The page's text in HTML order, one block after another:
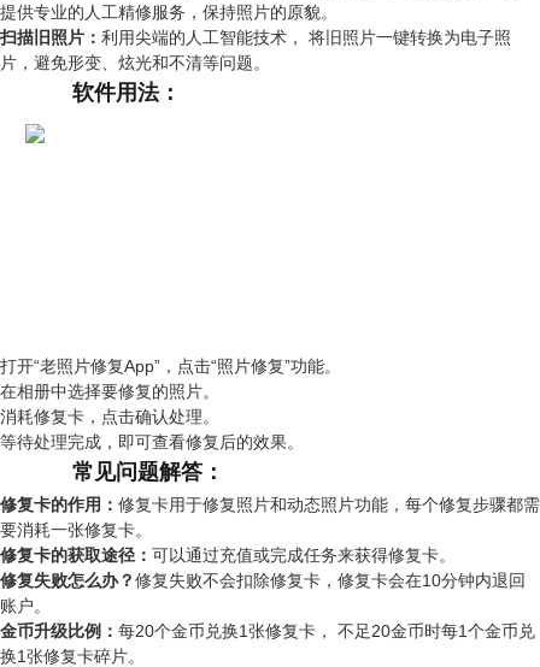
提供专业的人工精修服务，保持照片的原貌。
扫描旧照片： 利用尖端的人工智能技术， 将旧照片一键转换为电子照
片，避免形变、炫光和不清等问题。
软件用法：
打开“老照片修复App”，点击“照片修复”功能。
在相册中选择要修复的照片。
消耗修复卡，点击确认处理。
等待处理完成，即可查看修复后的效果。
常见问题解答：
修复卡的作用： 修复卡用于修复照片和动态照片功能，每个修复步骤都需
要消耗一张修复卡。
修复卡的获取途径： 可以通过充值或完成任务来获得修复卡。
修复失败怎么办？修复失败不会扣除修复卡，修复卡会在10分钟内退回
账户。
金币升级比例： 每20个金币兑换1张修复卡， 不足20金币时每1个金币兑
换1张修复卡碎片。